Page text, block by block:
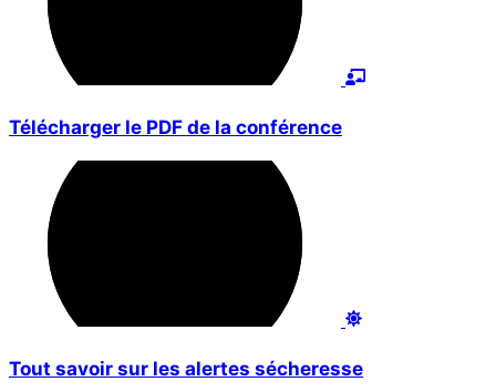
Télécharger le PDF de la conférence
Tout savoir sur les alertes sécheresse